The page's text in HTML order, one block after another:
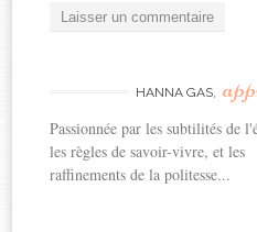
HANNA GAS,
Passionnée par les subtilités de
les règles de savoir-vivre, et les
raffinements de la politesse...